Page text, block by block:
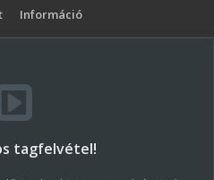
Információ
tagfelvétel!